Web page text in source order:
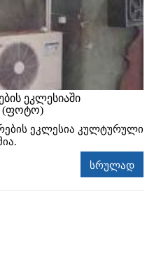
ეკლესიაში
(ფოტო)
ეკლესია კულტურული
სრულად